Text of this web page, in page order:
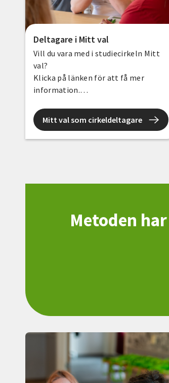
Deltagare i Mitt val
Vill du vara med i studiecirkeln Mitt
val?
Klicka på länken för att få mer
information.
övning
om demokrati och val som du kan
testa.
Mitt val som cirkeldeltagare
Metoden